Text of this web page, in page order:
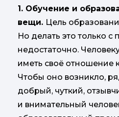
1. Обучение и
вещи. Цель
Но делать это только
недостаточно.
иметь своё отношение
Чтобы оно возникло,
добрый, чуткий,
и внимательный